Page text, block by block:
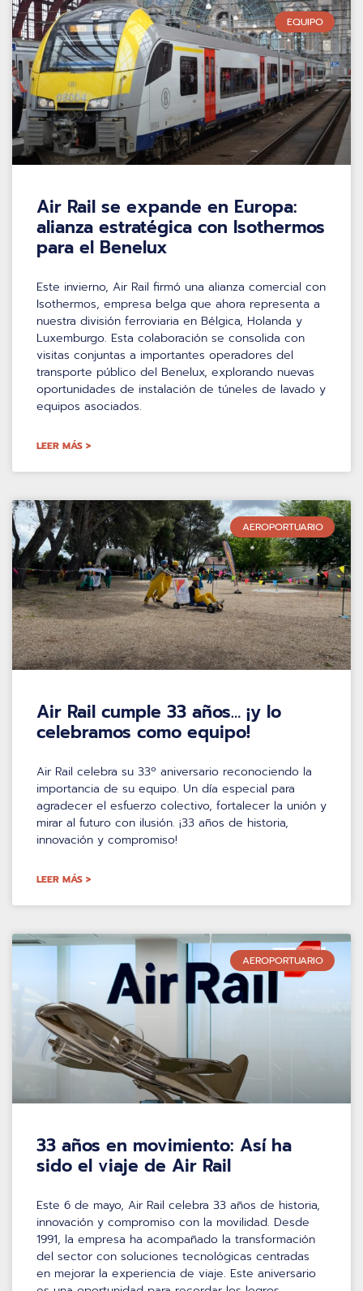
EQUIPO
Air Rail se expande en Europa:
alianza estratégica con Isothermos
para el Benelux
Este invierno, Air Rail firmó una alianza comercial con
Isothermos, empresa belga que ahora representa a
nuestra división ferroviaria en Bélgica, Holanda y
Luxemburgo. Esta colaboración se consolida con
visitas conjuntas a importantes operadores del
transporte público del Benelux, explorando nuevas
oportunidades de instalación de túneles de lavado y
equipos asociados.
LEER MÁS >
AEROPORTUARIO
Air Rail cumple 33 años… ¡y lo
celebramos como equipo!
Air Rail celebra su 33º aniversario reconociendo la
importancia de su equipo. Un día especial para
agradecer el esfuerzo colectivo, fortalecer la unión y
mirar al futuro con ilusión. ¡33 años de historia,
innovación y compromiso!
LEER MÁS >
AEROPORTUARIO
33 años en movimiento: Así ha
sido el viaje de Air Rail
Este 6 de mayo, Air Rail celebra 33 años de historia,
innovación y compromiso con la movilidad. Desde
1991, la empresa ha acompañado la transformación
del sector con soluciones tecnológicas centradas
en mejorar la experiencia de viaje. Este aniversario